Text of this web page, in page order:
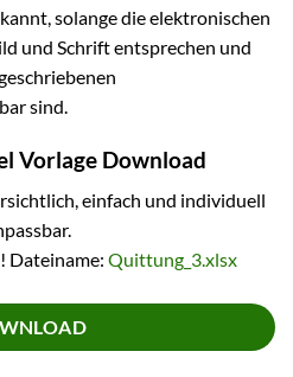
solange die elektronischen
und Schrift entsprechen und
sind.
Vorlage Download
einfach und individuell
Dateiname: Quittung_3.xlsx